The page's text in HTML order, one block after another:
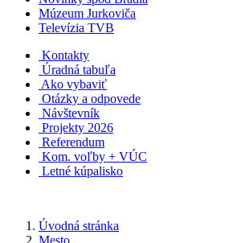
Múzeum Jurkoviča
Televízia TVB
Kontakty
Úradná tabuľa
Ako vybaviť
Otázky a odpovede
Návštevník
Projekty 2026
Referendum
Kom. voľby + VÚC
Letné kúpalisko
Úvodná stránka
Mesto